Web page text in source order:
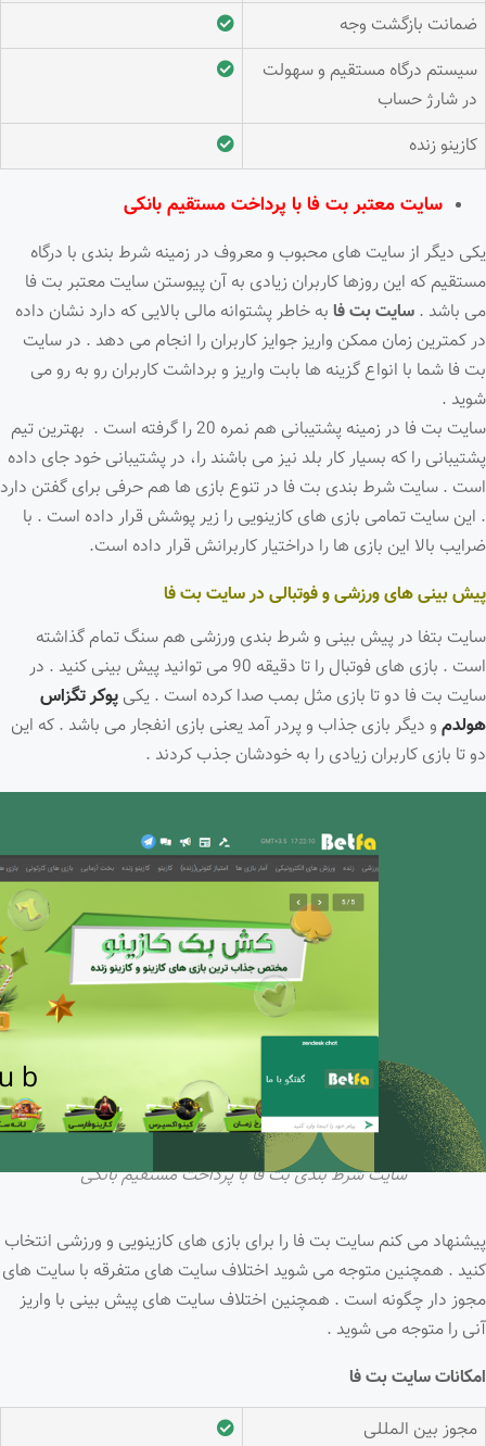
ضمانت بازگشت وجه
سیستم درگاه مستقیم و سهولت
در شارژ حساب
کازینو زنده
سایت معتبر بت فا با پرداخت مستقیم بانکی
یکی دیگر از سایت های محبوب و معروف در زمینه شرط بندی با درگاه
مستقیم که این روزها کاربران زیادی به آن پیوستن سایت معتبر بت فا
می باشد . سایت بت فا به خاطر پشتوانه مالی بالایی که دارد نشان داده
در کمترین زمان ممکن واریز جوایز کاربران را انجام می دهد . در سایت
بت فا شما با انواع گزینه ها بابت واریز و برداشت کاربران رو به رو می
شوید .
سایت بت فا در زمینه پشتیبانی هم نمره 20 را گرفته است . بهترین تیم
پشتیبانی را که بسیار کار بلد نیز می باشند را، در پشتیبانی خود جای داده
است . سایت شرط بندی بت فا در تنوع بازی ها هم حرفی برای گفتن دارد
. این سایت تمامی بازی های کازینویی را زیر پوشش قرار داده است . با
ضرایب بالا این بازی ها را دراختیار کاربرانش قرار داده است.
پیش بینی های ورزشی و فوتبالی در سایت بت فا
سایت بتفا در پیش بینی و شرط بندی ورزشی هم سنگ تمام گذاشته
است . بازی های فوتبال را تا دقیقه 90 می توانید پیش بینی کنید . در
سایت بت فا دو تا بازی مثل بمب صدا کرده است . یکی پوکر تگزاس
هولدم و دیگر بازی جذاب و پردر آمد یعنی بازی انفجار می باشد . که این
دو تا بازی کاربران زیادی را به خودشان جذب کردند .
سایت شرط بندی بت فا با پرداخت مستقیم بانکی
پیشنهاد می کنم سایت بت فا را برای بازی های کازینویی و ورزشی انتخاب
کنید . همچنین متوجه می شوید اختلاف سایت های متفرقه با سایت های
مجوز دار چگونه است . همچنین اختلاف سایت های پیش بینی با واریز
آنی را متوجه می شوید .
امکانات سایت بت فا
مجوز بین المللی